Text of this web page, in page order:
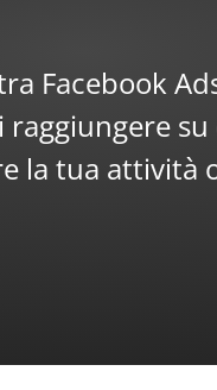
Facebook
la tua attività